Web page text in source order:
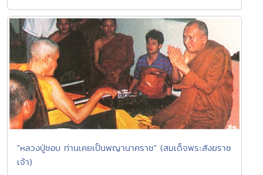
"หลวงปู่ชอบ ท่านเคยเป็นพญานาคราช" (สมเด็จพระสังฆราช
เจ้า)